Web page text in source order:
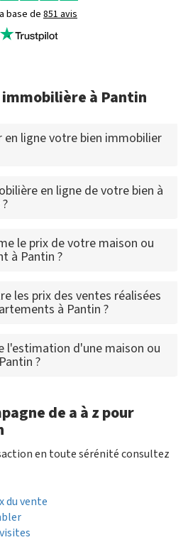
base de851 avis
à Pantin
ligne votre bien immobilier
en ligne de votre bien à
le prix de votre maison ou
à Pantin ?
les prix des ventes réalisées
à Pantin ?
l'estimation d'une maison ou
?
de a à z pour
en toute sérénité consultez
du vente